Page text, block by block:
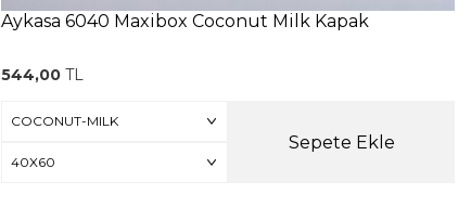
Aykasa 6040 Maxibox Coconut Milk Kapak
544,00 TL
Sepete Ekle